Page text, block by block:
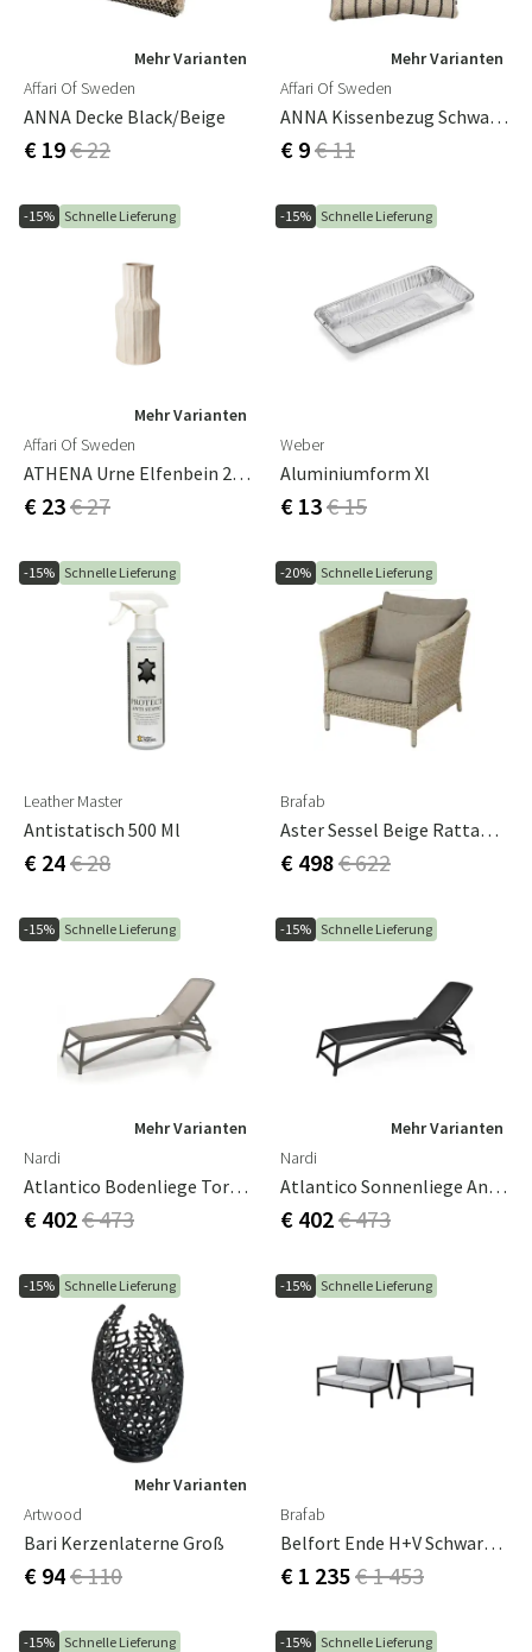
Mehr Varianten
Affari Of Sweden
ANNA Decke Black/beige
€ 19€ 22
Mehr Varianten
Affari Of Sweden
ANNA Kissenbezug Schwarz/elfenbein
€ 9€ 11
-15% Schnelle Lieferung
Mehr Varianten
Affari Of Sweden
ATHENA Urne Elfenbein 25 Cm
€ 23€ 27
-15% Schnelle Lieferung
Weber
Aluminiumform Xl
€ 13€ 15
-15% Schnelle Lieferung
Leather Master
Antistatisch 500 Ml
€ 24€ 28
-20% Schnelle Lieferung
Brafab
Aster Sessel Beige Rattan Inkl. Kissen
€ 498€ 622
-15% Schnelle Lieferung
Mehr Varianten
Nardi
Atlantico Bodenliege Tortora-Tortora
€ 402€ 473
-15% Schnelle Lieferung
Mehr Varianten
Nardi
Atlantico Sonnenliege Anthrazit-Anthrazit
€ 402€ 473
-15% Schnelle Lieferung
Mehr Varianten
Artwood
Bari Kerzenlaterne Groß
€ 94€ 110
-15% Schnelle Lieferung
Brafab
Belfort Ende H+v Schwarz/grau
€ 1 235€ 1 453
-15% Schnelle Lieferung -15% Schnelle Lieferung